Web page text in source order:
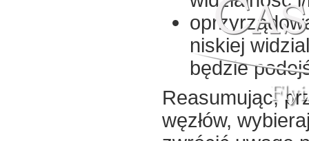
niskiej
będzie
Reasumując,
węzłów,